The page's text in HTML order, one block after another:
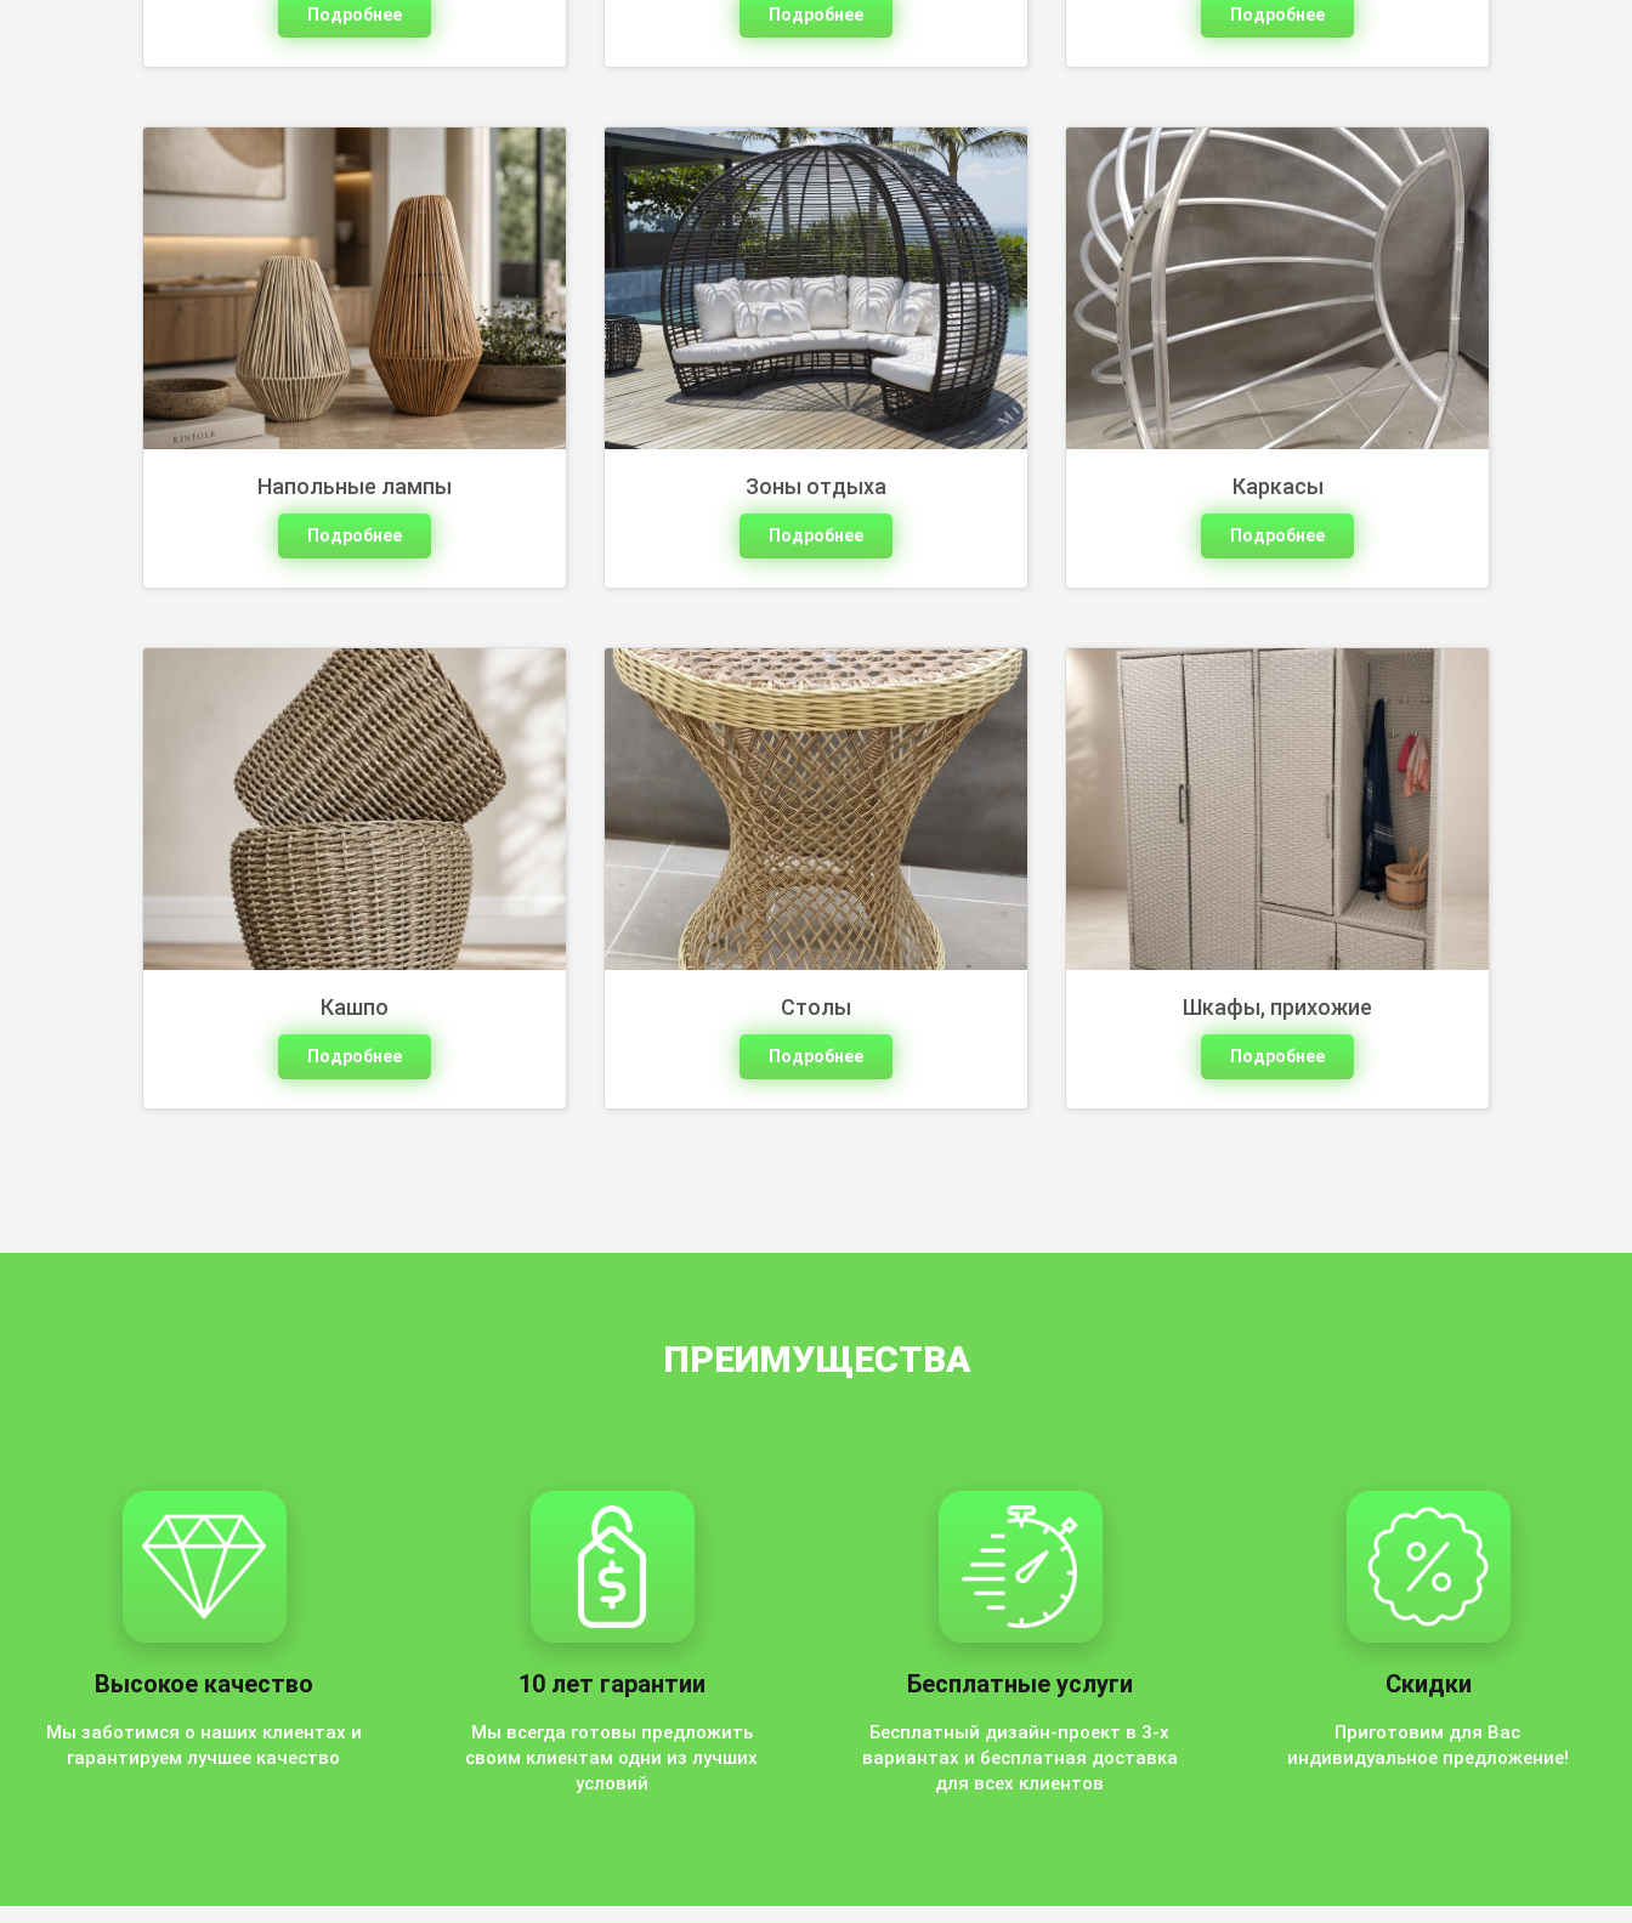
Подробнее Подробнее Подробнее
Напольные лампы
Подробнее
Зоны отдыха
Подробнее
Каркасы
Подробнее
Кашпо из искусственного ротанга для
растений, входной зоны и декора.
Подберите вариант по размеру и
оставьте заявку на сайте.
Кашпо
Подробнее
Столы из ротанга для обеденной зоны,
отдыха и сервировки на свежем
воздухе. Подберите журнальную,
приставную или обеденную модель и
оставьте заявку на сайте.
Столы
Подробнее
Шкафы и прихожие из ротанга с
возможностью индивидуального
подбора. Поможем выбрать размер,
конструкцию, цвет плетения и удобное
наполнение.
Шкафы, прихожие
Подробнее
ПРЕИМУЩЕСТВА
Высокое качество
Мы заботимся о наших клиентах и
гарантируем лучшее качество
10 лет гарантии
Мы всегда готовы предложить
своим клиентам одни из лучших
условий
Бесплатные услуги
Бесплатный дизайн-проект в 3-х
вариантах и бесплатная доставка
для всех клиентов
Скидки
Приготовим для Вас
индивидуальное предложение!